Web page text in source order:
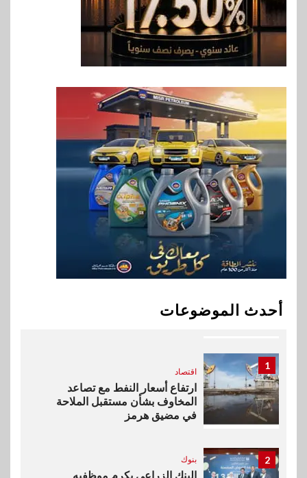
أحدث الموضوعات
فيكسد مصر و”حلول” تتشاركان
في تطوير أول منصة للسياحة
الصحية في مصر والشرق الأوسط
وأفريقيا Tour4Cure
8
سوق وصلة
هواوي: هاتف nova 15
Max بطارية ضخمة وتصميم متين
جهازًا مثاليًا للشباب
9 اقتصاد
إي اف چي فاينانس تستعرض
خطط نمو «بلد» لتعزيز حضورها
في سوق تحويلات المصريين
بالخارج
بيان توضيحي صادر عن شركة
ناتجاس
1
اقتصاد
ارتفاع أسعار النفط مع تصاعد
المخاوف بشأن مستقبل الملاحة
في مضيق هرمز
2 بنوك